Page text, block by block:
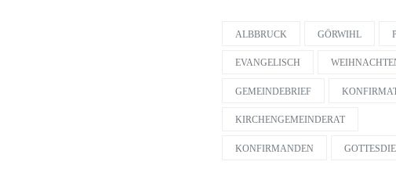
ALBBRUCK GÖRWIHL
EVANGELISCH
GEMEINDEBRIEF
KIRCHENGEMEINDERAT
KONFIRMANDEN